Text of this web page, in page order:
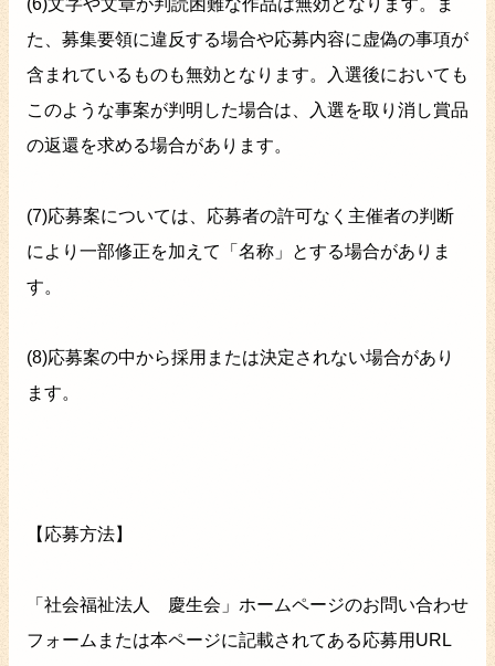
(6)文字や文章が判読困難な作品は無効となります。ま
た、募集要領に違反する場合や応募内容に虚偽の事項が
含まれているものも無効となります。入選後においても
このような事案が判明した場合は、入選を取り消し賞品
の返還を求める場合があります。
(7)応募案については、応募者の許可なく主催者の判断
により一部修正を加えて「名称」とする場合がありま
す。
(8)応募案の中から採用または決定されない場合があり
ます。
【応募方法】
「社会福祉法人 慶生会」ホームページのお問い合わせ
フォームまたは本ページに記載されてある応募用URL